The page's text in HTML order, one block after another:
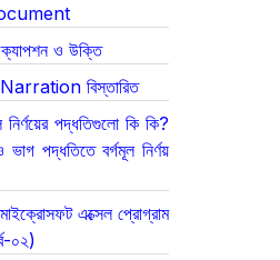
ক্যাপশন ও উক্তি
বিস্তারিত
নির্ণয়ের পদ্ধতিগুলো কি কি?
পদ্ধতিতে বর্গমূল নির্ণয়
এক্সেল প্রোগ্রাম
০২)